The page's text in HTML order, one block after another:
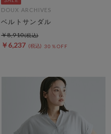
DOUX ARCHIVES
ベルトサンダル
￥6,237 30％OFF
￥8,910